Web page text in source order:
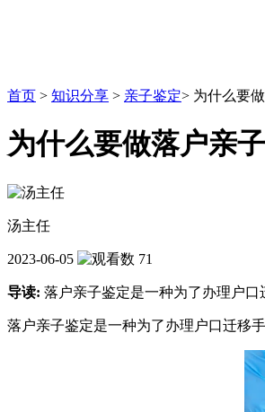
首页 > 知识分享 > 亲子鉴定> 为什么要
为什么要做落户亲
汤主任
2023-06-05 71
导读: 落户亲子鉴定是一种为了办理户口
落户亲子鉴定是一种为了办理户口迁移